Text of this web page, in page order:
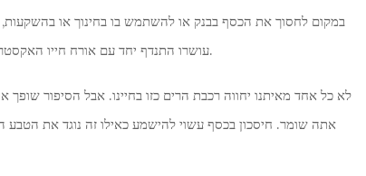
במקום לחסוך את הכסף בבנק או להשתמש בו בחינוך או
עושרו התנדף יחד עם אורח חייובסקוטלנד.
לא כל אחד מאיתנו יחווה רכבת הרים כזו בחיינו. אבל הסיפור
אתה שומר. חיסכון בכסף עשוי להישמע כאילו זה נוגד את הטבע